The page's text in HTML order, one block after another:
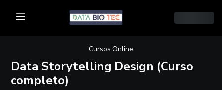
Cursos Online
Data Storytelling Design (Curso
completo)